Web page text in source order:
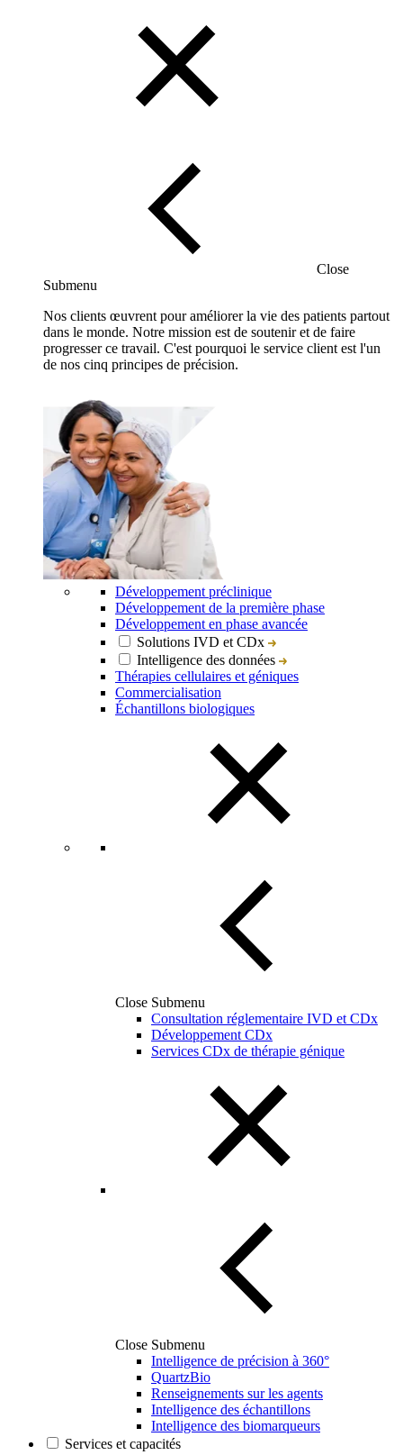
Close
Submenu
Nos clients œuvrent pour améliorer la vie des patients partout
dans le monde. Notre mission est de soutenir et de faire
progresser ce travail. C'est pourquoi le service client est l'un
de nos cinq principes de précision.
Développement préclinique
Développement de la première phase
Développement en phase avancée
Solutions IVD et CDx
Intelligence des données
Thérapies cellulaires et géniques
Commercialisation
Échantillons biologiques
Close Submenu
Consultation réglementaire IVD et CDx
Développement CDx
Services CDx de thérapie génique
Close Submenu
Intelligence de précision à 360°
QuartzBio
Renseignements sur les agents
Intelligence des échantillons
Intelligence des biomarqueurs
Services et capacités